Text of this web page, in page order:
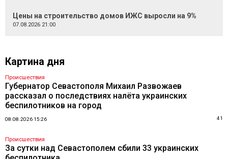
Цены на строительство домов ИЖС выросли на 9%
07.08.2026 21:00
Картина дня
Происшествия
Губернатор Севастополя Михаил Развожаев
рассказал о последствиях налёта украинских
беспилотников на город
08.08.2026 15:26 41
Происшествия
За сутки над Севастополем сбили 33 украинских